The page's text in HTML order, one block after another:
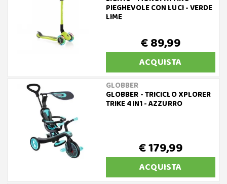
PIEGHEVOLE CON LUCI - VERDE
LIME
€ 89,99
ACQUISTA
GLOBBER
GLOBBER - TRICICLO XPLORER
TRIKE 4IN1 - AZZURRO
€ 179,99
ACQUISTA